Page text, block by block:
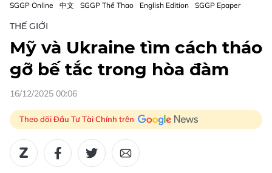
SGGP Online 中文 SGGP Thể Thao English Edition SGGP Epaper
THẾ GIỚI
Mỹ và Ukraine tìm cách tháo
gỡ bế tắc trong hòa đàm
16/12/2025 00:06
Theo dõi Đầu Tư Tài Chính trên